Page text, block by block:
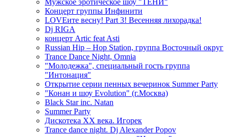
Мужское эротическое шоу "ТЕНИ"
Концерт группы Инфинити
LOVEите весну! Part 3! Весенняя лихорадка!
Dj RIGA
концерт Artic feat Asti
Russian Hip – Hop Station, группа Восточный округ
Trance Dance Night, Omnia
"Молодежка", специальный гость группа
"Интонация"
Открытие серии пенных вечеринок Summer Party
"Конан и шоу Evolution" (г.Москва)
Black Star inc. Natan
Summer Party
Дискотека ХХ века. Игорек
Trance dance night. Dj Alexander Popov